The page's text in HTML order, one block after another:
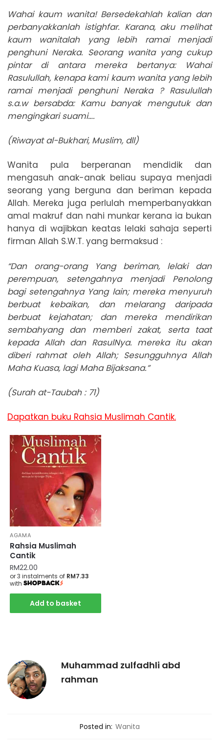
Wahai kaum wanita! Bersedekahlah kalian dan
perbanyakkanlah istighfar. Karana, aku melihat
kaum wanitalah yang lebih ramai menjadi
penghuni Neraka. Seorang wanita yang cukup
pintar di antara mereka bertanya: Wahai
Rasulullah, kenapa kami kaum wanita yang lebih
ramai menjadi penghuni Neraka ? Rasulullah
s.a.w bersabda: Kamu banyak mengutuk dan
mengingkari suami….
(Riwayat al-Bukhari, Muslim, dll)
Wanita pula berperanan mendidik dan
mengasuh anak-anak beliau supaya menjadi
seorang yang berguna dan beriman kepada
Allah. Mereka juga perlulah memperbanyakkan
amal makruf dan nahi munkar kerana ia bukan
hanya di wajibkan keatas lelaki sahaja seperti
firman Allah S.W.T. yang bermaksud :
“Dan orang-orang Yang beriman, lelaki dan
perempuan, setengahnya menjadi Penolong
bagi setengahnya Yang lain; mereka menyuruh
berbuat kebaikan, dan melarang daripada
berbuat kejahatan; dan mereka mendirikan
sembahyang dan memberi zakat, serta taat
kepada Allah dan RasulNya. mereka itu akan
diberi rahmat oleh Allah; Sesungguhnya Allah
Maha Kuasa, lagi Maha Bijaksana.”
(Surah at-Taubah : 71)
Dapatkan buku Rahsia Muslimah Cantik.
AGAMA
Rahsia Muslimah
Cantik
RM22.00
or 3 instalments of RM7.33
with
Add to basket
Muhammad zulfadhli abd
rahman
Posted in: Wanita